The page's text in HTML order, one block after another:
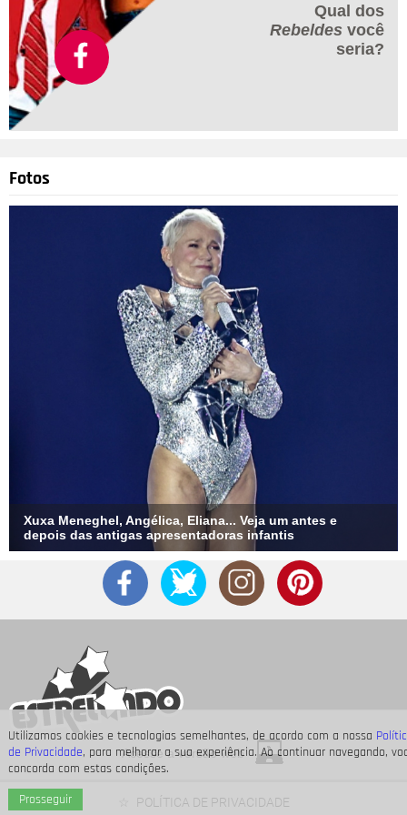
Utilizamos cookies e tecnologias semelhantes, de acordo com a nossa
de Privacidade, para melhorar a sua experiência. Ao continuar navegando,
concorda com estas condições.
Prosseguir
Divulgação- 4/19
Osmar Prado vive o famoso Velho do Rio. Ele é um ser
encantado que se relaciona entre os mundos físico e
espiritual. É um guardião das terras que pode se transformar
Qual dos
Rebeldes você
seria?
Fotos
Xuxa Meneghel, Angélica, Eliana... Veja um antes e
depois das antigas apresentadoras infantis
Acesse a versão web
POLÍTICA DE PRIVACIDADE